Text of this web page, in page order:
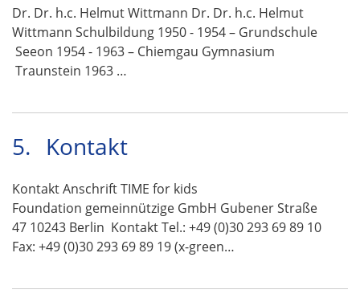
Dr. Dr. h.c. Helmut Wittmann Dr. Dr. h.c. Helmut
Wittmann Schulbildung 1950 - 1954 – Grundschule
Seeon 1954 - 1963 – Chiemgau Gymnasium
Traunstein 1963 …
5. Kontakt
Kontakt Anschrift TIME for kids
Foundation gemeinnützige GmbH Gubener Straße
47 10243 Berlin Kontakt Tel.: +49 (0)30 293 69 89 10
Fax: +49 (0)30 293 69 89 19 (x-green…